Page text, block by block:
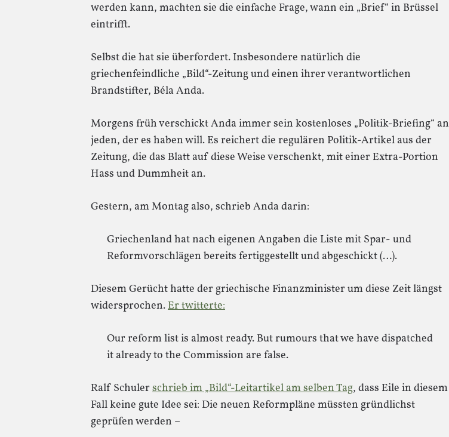
werden kann, machten sie die einfache Frage, wann ein „Brief“ in Brüssel
eintrifft.
Selbst die hat sie überfordert. Insbesondere natürlich die
griechenfeindliche „Bild“-Zeitung und einen ihrer verantwortlichen
Brandstifter, Béla Anda.
Morgens früh verschickt Anda immer sein kostenloses „Politik-Briefing“ an
jeden, der es haben will. Es reichert die regulären Politik-Artikel aus der
Zeitung, die das Blatt auf diese Weise verschenkt, mit einer Extra-Portion
Hass und Dummheit an.
Gestern, am Montag also, schrieb Anda darin:
Griechenland hat nach eigenen Angaben die Liste mit Spar- und
Reformvorschlägen bereits fertiggestellt und abgeschickt (…).
Diesem Gerücht hatte der griechische Finanzminister um diese Zeit längst
widersprochen.Er twitterte:
Our reform list is almost ready. But rumours that we have dispatched
it already to the Commission are false.
Ralf Schuler schrieb im „Bild“-Leitartikel am selben Tag, dass Eile in diesem
Fall keine gute Idee sei: Die neuen Reformpläne müssten gründlichst
geprüfen werden –